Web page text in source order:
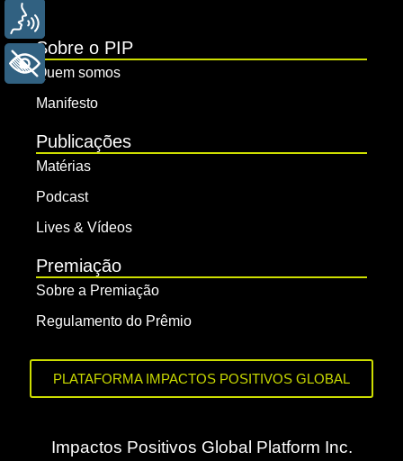
Sobre o PIP
Quem somos
Manifesto
Publicações
Matérias
Podcast
Lives & Vídeos
Premiação
Sobre a Premiação
Regulamento do Prêmio
PLATAFORMA IMPACTOS POSITIVOS GLOBAL
Impactos Positivos Global Platform Inc.
+ ACESSIBILIDADE